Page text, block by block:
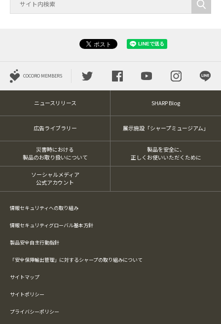
COCORO MEMBERS
ニュースリリース SHARP Blog
広告ライブラリー 展示施設「シャープミュージアム」
災害時における
製品のお取り扱いについて
製品を安全に、
正しくお使いいただくために
ソーシャルメディア
公式アカウント
情報セキュリティへの取り組み
情報セキュリティグローバル基本方針
製品安全自主行動指針
「安全保障輸出管理」に対するシャープの取り組みについて
サイトマップ
サイトポリシー
プライバシーポリシー